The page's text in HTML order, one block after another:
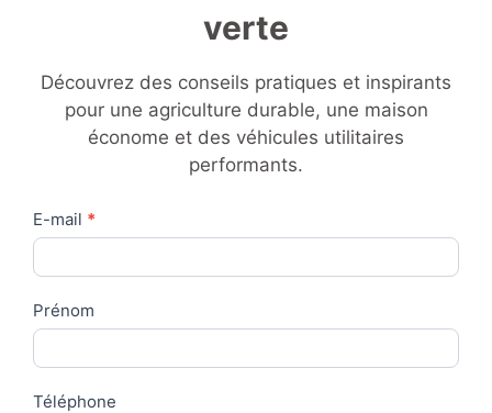
verte
Découvrez des conseils pratiques et inspirants
pour une agriculture durable, une maison
économe et des véhicules utilitaires
performants.
Contact
Us
E-mail *
Prénom
Téléphone